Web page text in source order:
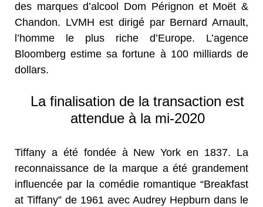
des marques d’alcool Dom Pérignon et Moët &
Chandon. LVMH est dirigé par Bernard Arnault,
l’homme le plus riche d’Europe. L’agence
Bloomberg estime sa fortune à 100 milliards de
dollars.
La finalisation de la transaction est
attendue à la mi-2020
Tiffany a été fondée à New York en 1837. La
reconnaissance de la marque a été grandement
influencée par la comédie romantique “Breakfast
at Tiffany” de 1961 avec Audrey Hepburn dans le